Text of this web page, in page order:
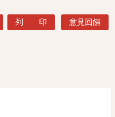
列 印 意見回饋